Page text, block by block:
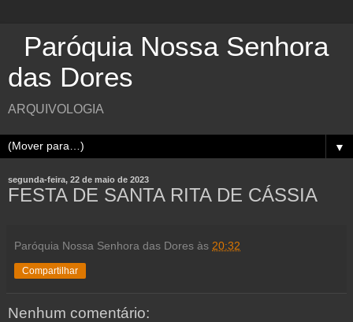
Paróquia Nossa Senhora
das Dores
ARQUIVOLOGIA
▼
segunda-feira, 22 de maio de 2023
FESTA DE SANTA RITA DE CÁSSIA
Paróquia Nossa Senhora das Dores às 20:32
Compartilhar
Nenhum comentário: